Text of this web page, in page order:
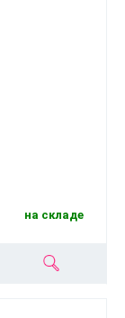
на складе